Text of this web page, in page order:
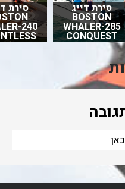
סירת דייג
BOSTON
WHALER-285
CONQUEST
סירת
240